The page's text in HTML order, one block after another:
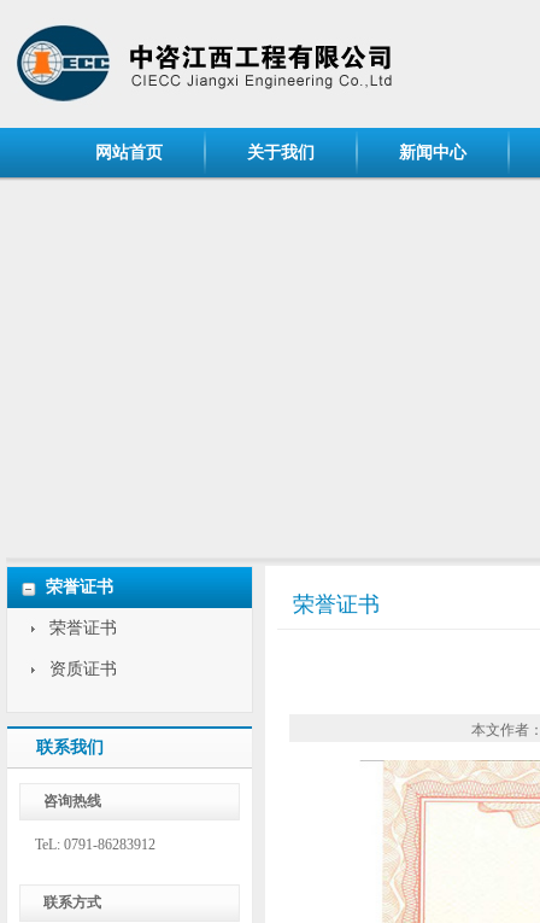
网站首页 关于我们 新闻中心
荣誉证书
荣誉证书
资质证书
联系我们
咨询热线
TeL: 0791-86283912
联系方式
荣誉证书
本文作者